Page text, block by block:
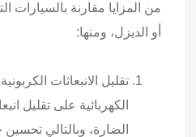
من المزايا مقارنة بالسيارات
أو الديزل، ومنها:
تقليل الانبعاثات
الكهربائية على تقليل
الضارة، وبالتالي تحسين